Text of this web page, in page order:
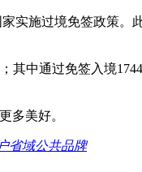
实施过境免签政策
中通过免签入境
多美好。
省域公共品牌